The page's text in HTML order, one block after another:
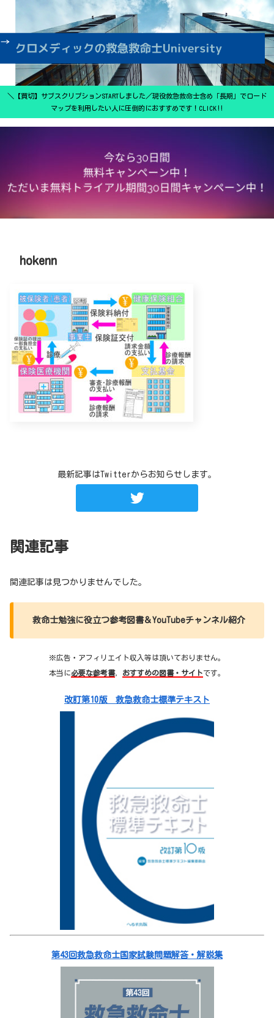
＼【買切】サブスクリプションSTARTしました／現役救急救命士含め「長期」でロード
マップを利用したい人に圧倒的におすすめです！CLICK‼
hokenn
最新記事はTwitterからお知らせします。
関連記事
関連記事は見つかりませんでした。
救命士勉強に役立つ参考図書＆YouTubeチャンネル紹介
※広告・アフィリエイト収入等は頂いておりません。
本当に必要な参考書， おすすめの図書・サイトです。
改訂第10版 救急救命士標準テキスト
第43回救急救命士国家試験問題解答・解説集